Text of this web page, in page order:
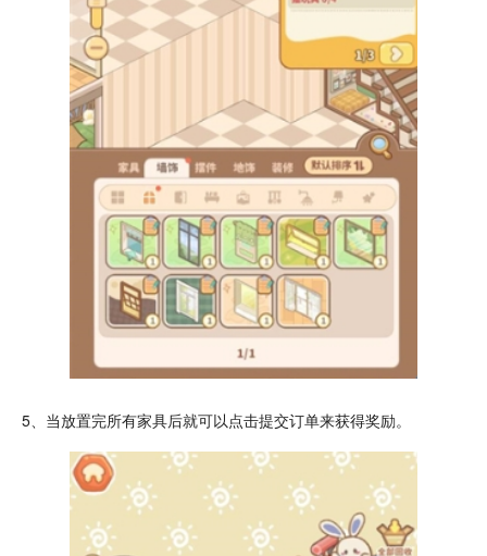
5、当放置完所有家具后就可以点击提交订单来获得奖励。